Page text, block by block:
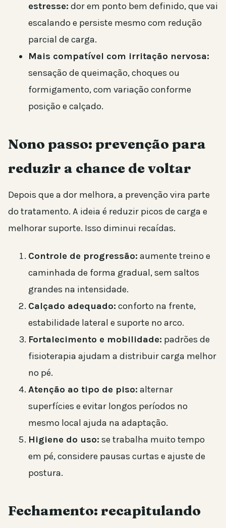
estresse: dor em ponto bem definido, que vai
escalando e persiste mesmo com redução
parcial de carga.
Mais compatível com irritação nervosa:
sensação de queimação, choques ou
formigamento, com variação conforme
posição e calçado.
Nono passo: prevenção para
reduzir a chance de voltar
Depois que a dor melhora, a prevenção vira parte
do tratamento. A ideia é reduzir picos de carga e
melhorar suporte. Isso diminui recaídas.
Controle de progressão: aumente treino e
caminhada de forma gradual, sem saltos
grandes na intensidade.
Calçado adequado: conforto na frente,
estabilidade lateral e suporte no arco.
Fortalecimento e mobilidade: padrões de
fisioterapia ajudam a distribuir carga melhor
no pé.
Atenção ao tipo de piso: alternar
superfícies e evitar longos períodos no
mesmo local ajuda na adaptação.
Higiene do uso: se trabalha muito tempo
em pé, considere pausas curtas e ajuste de
postura.
Fechamento: recapitulando